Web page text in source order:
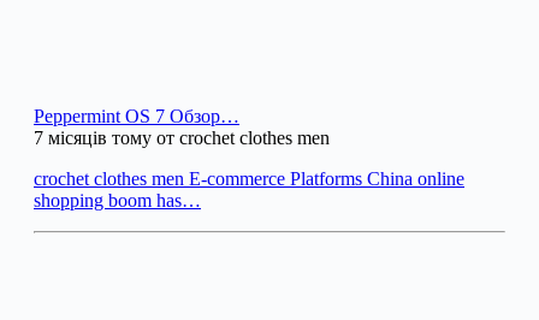
Peppermint OS 7 Обзор…
7 місяців тому от crochet clothes men
crochet clothes men E-commerce Platforms China online
shopping boom has…